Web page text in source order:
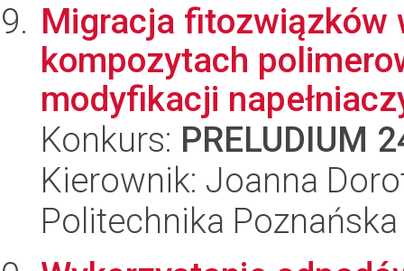
Migracja fitozwiązków
kompozytach
modyfikacji
Konkurs: PRELUDIUM
Kierownik: Joanna
Politechnika Poznańska